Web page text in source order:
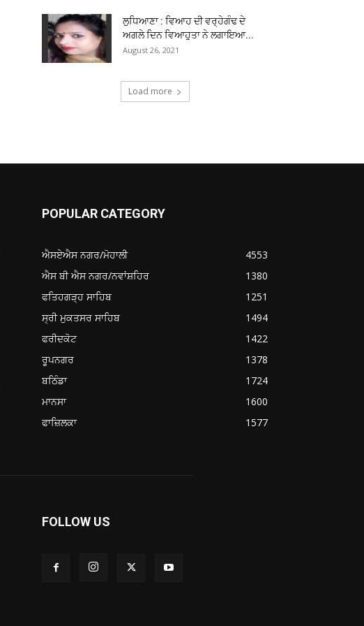
ਲੁਧਿਆਣਾ : ਵਿਆਹ ਦੀ ਵਰ੍ਹੇਗੰਢ ਦੇ
ਅਗਲੇ ਦਿਨ ਵਿਆਹੁਤਾ ਨੇ ਲਗਾਇਆ...
August 26, 2021
Load more
POPULAR CATEGORY
ਐਸਏਐਸ ਨਗਰ/ਮੋਹਾਲੀ
4553
ਐਸ ਬੀ ਐਸ ਨਗਰ/ਨਵਾਂਸ਼ਹਿਰ
1380
ਫਤਿਹਗੜ੍ਹ ਸਾਹਿਬ
1251
ਸ੍ਰੀ ਮੁਕਤਸਰ ਸਾਹਿਬ
1494
ਫਰੀਦਕੋਟ
1422
ਰੂਪਨਗਰ
1378
ਬਠਿੰਡਾ
1724
ਮਾਨਸਾ
1600
ਫਾਜ਼ਿਲਕਾ
1577
FOLLOW US